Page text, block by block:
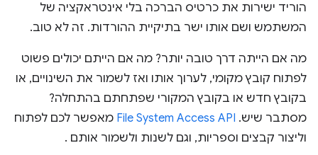
הוריד ישירות את כרטיס הברכה בלי אינטראקציה של
המשתמש ושם אותו ישר בתיקיית ההורדות. זה לא טוב.
מה אם הייתה דרך טובה יותר? מה אם הייתם יכולים פשוט
לפתוח קובץ מקומי, לערוך אותו ואז לשמור את השינויים, או
בקובץ חדש או בקובץ המקורי שפתחתם בהתחלה?
מסתבר שיש. File System Access API מאפשר לכם לפתוח
וליצור קבצים וספריות, וגם לשנות ולשמור אותם .